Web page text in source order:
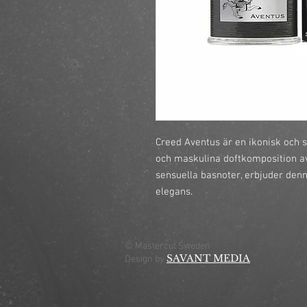
Creed Aventus är en ikonisk
och maskulina doftkomposition
sensuella basnoter, erbjuder
elegans.
© Mastercut Sweden
Design by SAVANT MEDIA